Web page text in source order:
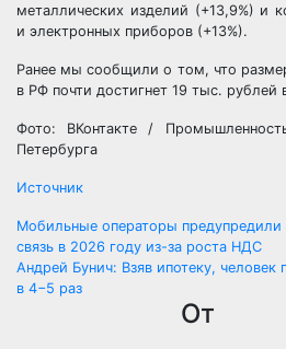
металлических изделий (+13,9%) и
и электронных приборов (+13%).
Ранее мы сообщили о том, что
в РФ почти достигнет 19 тыс. рублей
Фото: ВКонтакте /
Петербурга
Источник
Навигация
по
Мобильные операторы
связь в 2026 году из-за роста НДС
Андрей Бунич: Взяв ипотеку, человек
в 4−5 раз
От